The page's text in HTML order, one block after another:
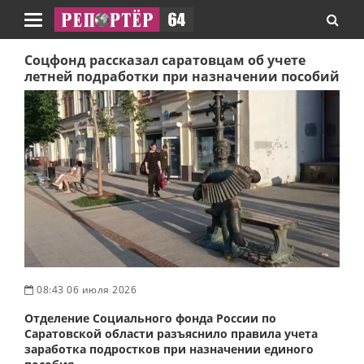
Навигация
Соцфонд рассказал саратовцам об учете
летней подработки при назначении пособий
08:43 06 июля 2026
Отделение Социального фонда России по
Саратовской области разъяснило правила учета
заработка подростков при назначении единого